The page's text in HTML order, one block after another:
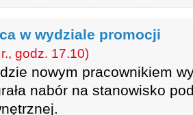
w wydziale promocji
godz. 17.10)
nowym pracownikiem
nabór na stanowisko